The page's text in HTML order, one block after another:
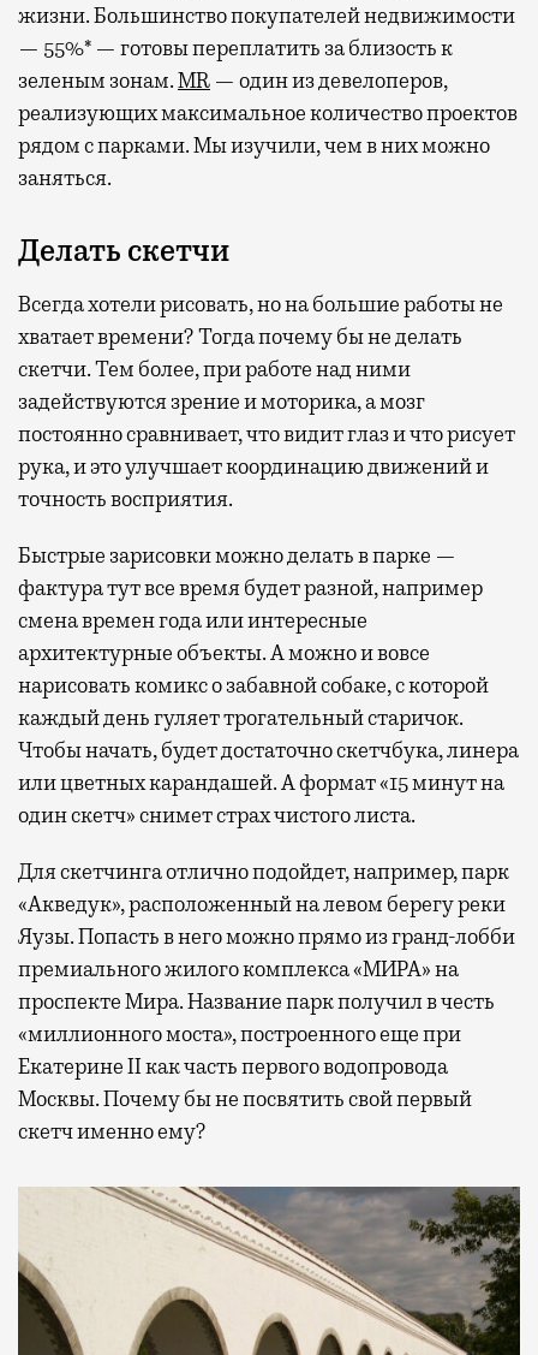
жизни. Большинство покупателей недвижимости
— 55%* — готовы переплатить за близость к
зеленым зонам.MR — один из девелоперов,
реализующих максимальное количество проектов
рядом с парками. Мы изучили, чем в них можно
заняться.
Делать скетчи
Всегда хотели рисовать, но на большие работы не
хватает времени? Тогда почему бы не делать
скетчи. Тем более, при работе над ними
задействуются зрение и моторика, а мозг
постоянно сравнивает, что видит глаз и что рисует
рука, и это улучшает координацию движений и
точность восприятия.
Быстрые зарисовки можно делать в парке —
фактура тут все время будет разной, например
смена времен года или интересные
архитектурные объекты. А можно и вовсе
нарисовать комикс о забавной собаке, с которой
каждый день гуляет трогательный старичок.
Чтобы начать, будет достаточно скетчбука, линера
или цветных карандашей. А формат «15 минут на
один скетч» снимет страх чистого листа.
Для скетчинга отлично подойдет, например, парк
«Акведук», расположенный на левом берегу реки
Яузы. Попасть в него можно прямо из гранд-лобби
премиального жилого комплекса «МИРА» на
проспекте Мира. Название парк получил в честь
«миллионного моста», построенного еще при
Екатерине II как часть первого водопровода
Москвы. Почему бы не посвятить свой первый
скетч именно ему?